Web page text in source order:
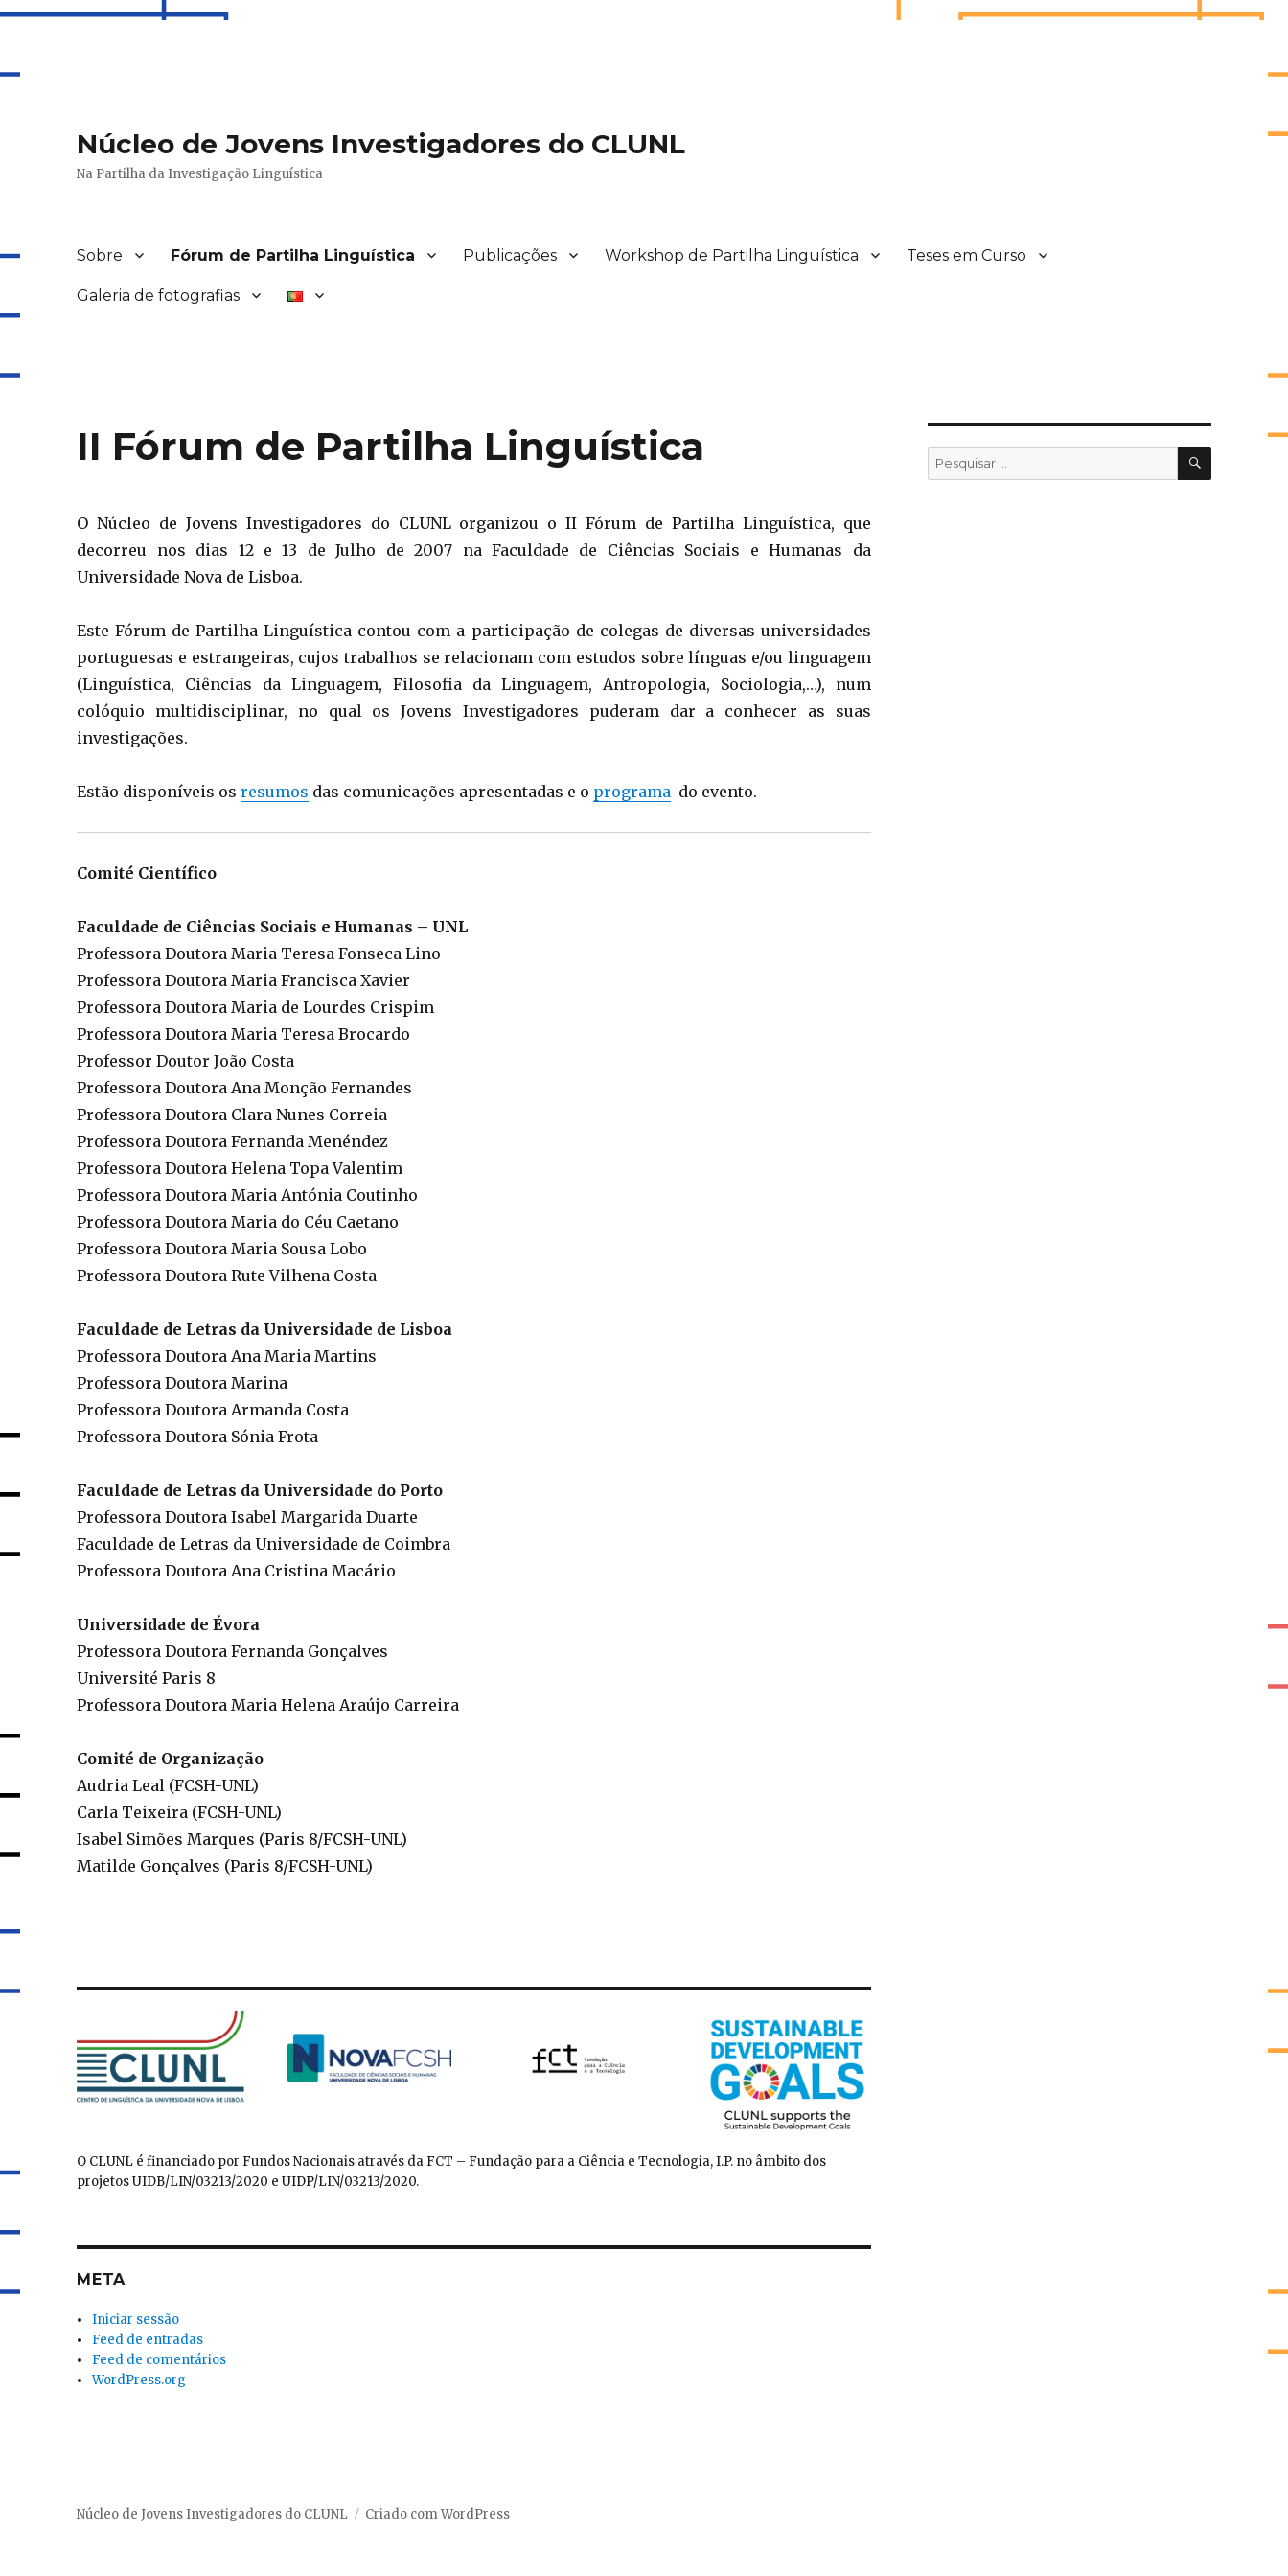
Núcleo de Jovens Investigadores do CLUNL
Na Partilha da Investigação Linguística
Sobre Fórum de Partilha Linguística Publicações Workshop de Partilha Linguística Teses em Curso
Galeria de fotografias
II Fórum de Partilha Linguística
O Núcleo de Jovens Investigadores do CLUNL organizou o II Fórum de Partilha Linguística, que
decorreu nos dias 12 e 13 de Julho de 2007 na Faculdade de Ciências Sociais e Humanas da
Universidade Nova de Lisboa.
Este Fórum de Partilha Linguística contou com a participação de colegas de diversas universidades
portuguesas e estrangeiras, cujos trabalhos se relacionam com estudos sobre línguas e/ou linguagem
(Linguística, Ciências da Linguagem, Filosofia da Linguagem, Antropologia, Sociologia,…), num
colóquio multidisciplinar, no qual os Jovens Investigadores puderam dar a conhecer as suas
investigações.
Estão disponíveis osresumos das comunicações apresentadas e o programa do evento.
Comité Científico
Faculdade de Ciências Sociais e Humanas – UNL
Professora Doutora Maria Teresa Fonseca Lino
Professora Doutora Maria Francisca Xavier
Professora Doutora Maria de Lourdes Crispim
Professora Doutora Maria Teresa Brocardo
Professor Doutor João Costa
Professora Doutora Ana Monção Fernandes
Professora Doutora Clara Nunes Correia
Professora Doutora Fernanda Menéndez
Professora Doutora Helena Topa Valentim
Professora Doutora Maria Antónia Coutinho
Professora Doutora Maria do Céu Caetano
Professora Doutora Maria Sousa Lobo
Professora Doutora Rute Vilhena Costa
Faculdade de Letras da Universidade de Lisboa
Professora Doutora Ana Maria Martins
Professora Doutora Marina
Professora Doutora Armanda Costa
Professora Doutora Sónia Frota
Faculdade de Letras da Universidade do Porto
Professora Doutora Isabel Margarida Duarte
Faculdade de Letras da Universidade de Coimbra
Professora Doutora Ana Cristina Macário
Universidade de Évora
Professora Doutora Fernanda Gonçalves
Université Paris 8
Professora Doutora Maria Helena Araújo Carreira
Comité de Organização
Audria Leal (FCSH-UNL)
Carla Teixeira (FCSH-UNL)
Isabel Simões Marques (Paris 8/FCSH-UNL)
Matilde Gonçalves (Paris 8/FCSH-UNL)
O CLUNL é financiado por Fundos Nacionais através da FCT – Fundação para a Ciência e Tecnologia, I.P. no âmbito dos
projetos UIDB/LIN/03213/2020 e UIDP/LIN/03213/2020.
META
Iniciar sessão
Feed de entradas
Feed de comentários
WordPress.org
Pesquisar
por:
Núcleo de Jovens Investigadores do CLUNL Criado com WordPress